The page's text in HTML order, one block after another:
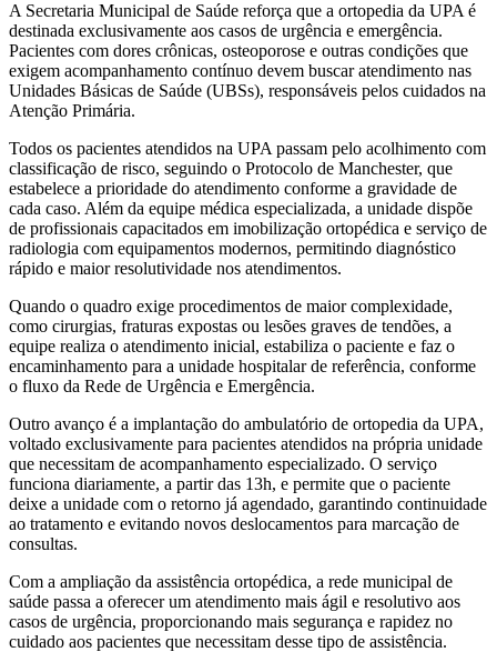
A Secretaria Municipal de Saúde reforça que a ortopedia da UPA é
destinada exclusivamente aos casos de urgência e emergência.
Pacientes com dores crônicas, osteoporose e outras condições que
exigem acompanhamento contínuo devem buscar atendimento nas
Unidades Básicas de Saúde (UBSs), responsáveis pelos cuidados na
Atenção Primária.
Todos os pacientes atendidos na UPA passam pelo acolhimento com
classificação de risco, seguindo o Protocolo de Manchester, que
estabelece a prioridade do atendimento conforme a gravidade de
cada caso. Além da equipe médica especializada, a unidade dispõe
de profissionais capacitados em imobilização ortopédica e serviço de
radiologia com equipamentos modernos, permitindo diagnóstico
rápido e maior resolutividade nos atendimentos.
Quando o quadro exige procedimentos de maior complexidade,
como cirurgias, fraturas expostas ou lesões graves de tendões, a
equipe realiza o atendimento inicial, estabiliza o paciente e faz o
encaminhamento para a unidade hospitalar de referência, conforme
o fluxo da Rede de Urgência e Emergência.
Outro avanço é a implantação do ambulatório de ortopedia da UPA,
voltado exclusivamente para pacientes atendidos na própria unidade
que necessitam de acompanhamento especializado. O serviço
funciona diariamente, a partir das 13h, e permite que o paciente
deixe a unidade com o retorno já agendado, garantindo continuidade
ao tratamento e evitando novos deslocamentos para marcação de
consultas.
Com a ampliação da assistência ortopédica, a rede municipal de
saúde passa a oferecer um atendimento mais ágil e resolutivo aos
casos de urgência, proporcionando mais segurança e rapidez no
cuidado aos pacientes que necessitam desse tipo de assistência.